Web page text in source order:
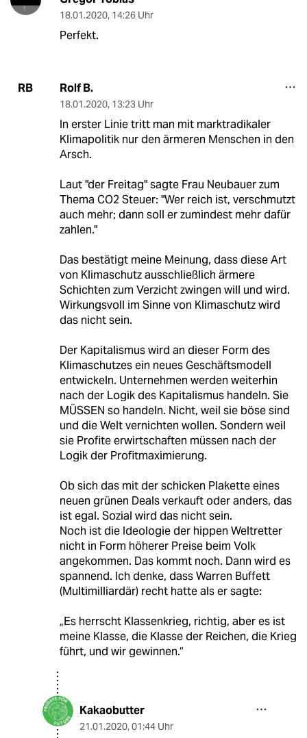
18.01.2020, 14:26 Uhr
Perfekt.
RB Rolf B.
18.01.2020, 13:23 Uhr
In erster Linie tritt man mit marktradikaler
Klimapolitik nur den ärmeren Menschen in den
Arsch.
Laut "der Freitag" sagte Frau Neubauer zum
Thema CO2 Steuer: "Wer reich ist, verschmutzt
auch mehr; dann soll er zumindest mehr dafür
zahlen."
Das bestätigt meine Meinung, dass diese Art
von Klimaschutz ausschließlich ärmere
Schichten zum Verzicht zwingen will und wird.
Wirkungsvoll im Sinne von Klimaschutz wird
das nicht sein.
Der Kapitalismus wird an dieser Form des
Klimaschutzes ein neues Geschäftsmodell
entwickeln. Unternehmen werden weiterhin
nach der Logik des Kapitalismus handeln. Sie
MÜSSEN so handeln. Nicht, weil sie böse sind
und die Welt vernichten wollen. Sondern weil
sie Profite erwirtschaften müssen nach der
Logik der Profitmaximierung.
Ob sich das mit der schicken Plakette eines
neuen grünen Deals verkauft oder anders, das
ist egal. Sozial wird das nicht sein.
Noch ist die Ideologie der hippen Weltretter
nicht in Form höherer Preise beim Volk
angekommen. Das kommt noch. Dann wird es
spannend. Ich denke, dass Warren Buffett
(Multimilliardär) recht hatte als er sagte:
„Es herrscht Klassenkrieg, richtig, aber es ist
meine Klasse, die Klasse der Reichen, die Krieg
führt, und wir gewinnen.“
Kakaobutter
21.01.2020, 01:44 Uhr